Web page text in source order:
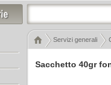
Sacchetto 40gr
Servizi generali